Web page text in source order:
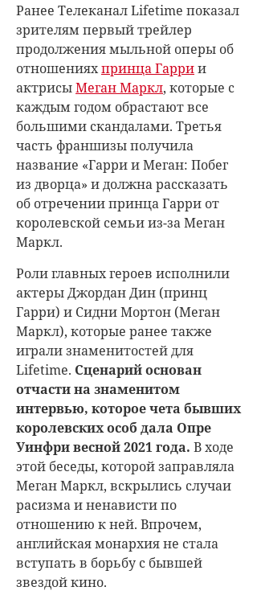
Ранее Телеканал Lifetime показал
зрителям первый трейлер
продолжения мыльной оперы об
отношенияхпринца Гаррии
актрисыМеган Маркл, которые с
каждым годом обрастают все
большими скандалами. Третья
часть франшизы получила
название «Гарри и Меган: Побег
из дворца» и должна рассказать
об отречении принца Гарри от
королевской семьи из-за Меган
Маркл.
Роли главных героев исполнили
актеры Джордан Дин (принц
Гарри) и Сидни Мортон (Меган
Маркл), которые ранее также
играли знаменитостей для
Lifetime. Сценарий основан
отчасти на знаменитом
интервью, которое чета бывших
королевских особ дала Опре
Уинфри весной 2021 года. В ходе
этой беседы, которой заправляла
Меган Маркл, вскрылись случаи
расизма и ненависти по
отношению к ней. Впрочем,
английская монархия не стала
вступать в борьбу с бывшей
звездой кино.